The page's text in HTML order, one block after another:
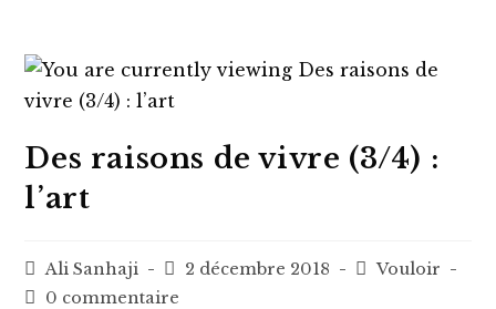
Des raisons de vivre (3/4) :
l’art
Auteur/autrice
de
Ali Sanhaji
Post
published:
2 décembre 2018
PostVouloir
Post0 commentaire